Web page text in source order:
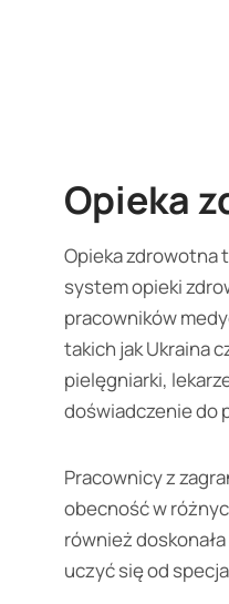
Opieka
Opieka zdrowotna
system opieki
pracowników
takich jak Ukraina
pielęgniarki,
doświadczenie do
Pracownicy z
obecność w
również
uczyć się od